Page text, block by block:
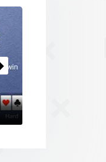
Prossimo